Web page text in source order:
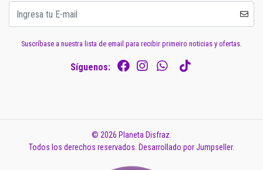
Suscríbase a nuestra lista de email para recibir primeiro noticias y ofertas.
Síguenos:
© 2026 Planeta Disfraz.
Todos los derechos reservados. Desarrollado por Jumpseller.